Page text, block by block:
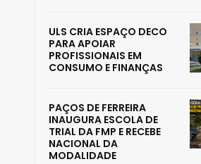
ULS CRIA ESPAÇO DECO
PARA APOIAR
PROFISSIONAIS EM
CONSUMO E FINANÇAS
PAÇOS DE FERREIRA
INAUGURA ESCOLA DE
TRIAL DA FMP E RECEBE
NACIONAL DA
MODALIDADE